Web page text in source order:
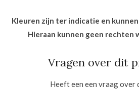
Kleuren zijn ter indicatie en
Hieraan kunnen geen rechten
Vragen over dit
Heeft een een vraag over